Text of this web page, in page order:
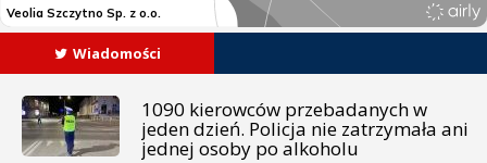
Wiadomości
1090 kierowców przebadanych w
jeden dzień. Policja nie zatrzymała ani
jednej osoby po alkoholu